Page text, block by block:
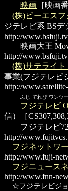
映画 ［映画
(株)ビーエスフ
ジテレビ系 BSデ
http://
映画大王
http://
(株)サテライト
事業(フジテレビ
http://
ふじ てれび ワンツ
フジテレビ
信）［
フジテレビ
http://
フジネットワ
http://www.fuji-
フジニュース
http://www.fnn-
☆フジテレビジ